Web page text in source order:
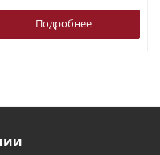
Подробнее